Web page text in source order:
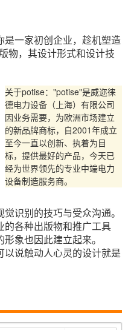
一家初创企业，趁机塑造
物，其设计形式和设计技
关于potise："potise"是威迩徕
德电力设备（上海）有限公司
因业务需要，为欧洲市场建立
的新品牌商标，自2001年成立
至今一直以创新、执着为目
标，提供最好的产品，今天已
经为世界领先的专业中端电力
设备制造服务商。
识别的技巧与受众沟通。
的各种出版物和推广工具
象也因此建立起来。
以说触动人心灵的设计就是